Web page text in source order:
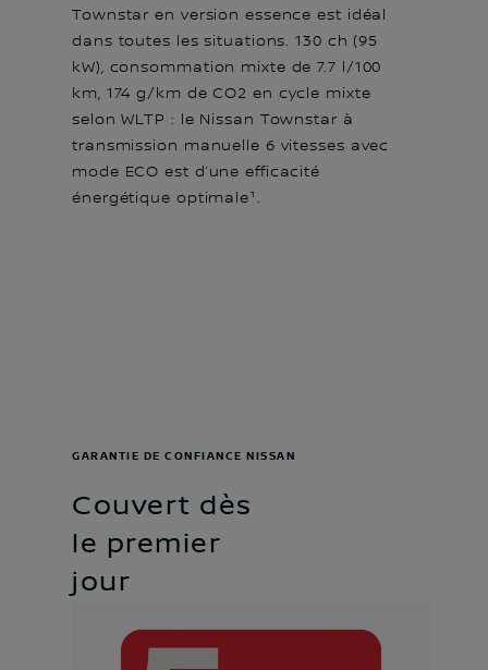
Townstar en version essence est idéal
dans toutes les situations. 130 ch (95
kW), consommation mixte de 7.7 l/100
km, 174 g/km de CO2 en cycle mixte
selon WLTP : le Nissan Townstar à
transmission manuelle 6 vitesses avec
mode ECO est d’une efficacité
énergétique optimale¹.
Couvert dès
le premier
jour
GARANTIE DE CONFIANCE NISSAN